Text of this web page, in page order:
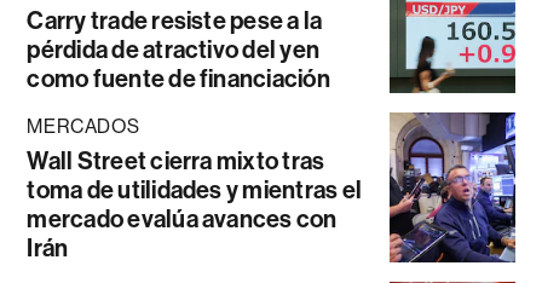
Carry trade resiste pese a la
pérdida de atractivo del yen
como fuente de financiación
MERCADOS
Wall Street cierra mixto tras
toma de utilidades y mientras el
mercado evalúa avances con
Irán